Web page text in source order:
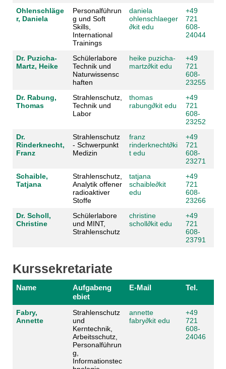
Ohlenschläge
r, Daniela
Personalführun
g und Soft
Skills,
International
Trainings
daniela
ohlenschlaeger
∂kit edu
+49
721
608-
24044
Dr. Puzicha-
Martz, Heike
Schülerlabore
Technik und
Naturwissensc
haften
heike puzicha-
martz∂kit edu
+49
721
608-
23255
Dr. Rabung,
Thomas
Strahlenschutz,
Technik und
Labor
thomas
rabung∂kit edu
+49
721
608-
23252
Dr.
Rinderknecht,
Franz
Strahlenschutz
- Schwerpunkt
Medizin
franz
rinderknecht∂ki
t edu
+49
721
608-
23271
Schaible,
Tatjana
Strahlenschutz,
Analytik offener
radioaktiver
Stoffe
tatjana
schaible∂kit
edu
+49
721
608-
23266
Dr. Scholl,
Christine
Schülerlabore
und MINT,
Strahlenschutz
christine
scholl∂kit edu
+49
721
608-
23791
Kurssekretariate
Name
Aufgabeng
ebiet
E-Mail Tel.
Fabry,
Annette
Strahlenschutz
und
Kerntechnik,
Arbeitsschutz,
Personalführun
g,
Informationstec
annette
fabry∂kit edu
+49
721
608-
24046